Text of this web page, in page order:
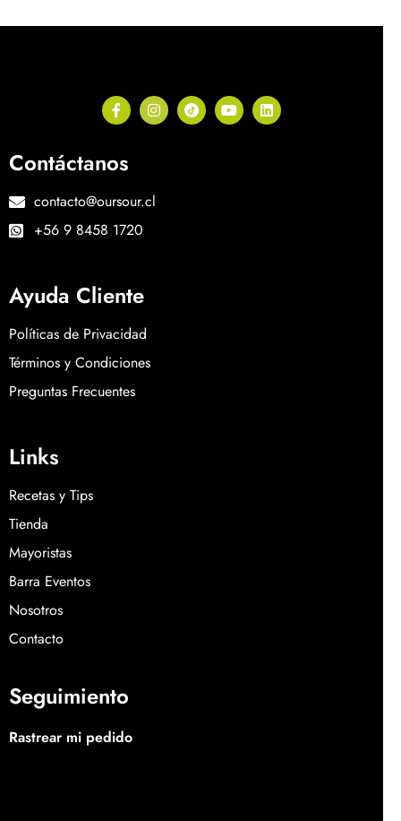
Contáctanos
contacto@oursour.cl
+56 9 8458 1720
Ayuda Cliente
Políticas de Privacidad
Términos y Condiciones
Preguntas Frecuentes
Links
Recetas y Tips
Tienda
Mayoristas
Barra Eventos
Nosotros
Contacto
Seguimiento
Rastrear mi pedido